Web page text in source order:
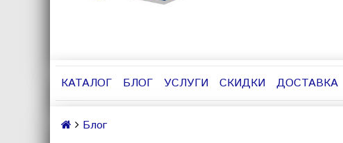
КАТАЛОГ БЛОГ УСЛУГИ СКИДКИ ДОСТАВКА
Блог